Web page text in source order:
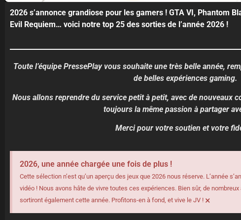
2026 s’annonce grandiose pour les gamers ! GTA VI, Phantom
Evil Requiem… voici notre top 25 des sorties de l’année 2026 !
Toute l’équipe PressePlay vous souhaite une très belle année,
de belles expériences gaming.
Nous allons reprendre du service petit à petit, avec de nouveaux
toujours la même passion à partager
Merci pour votre soutien et votre
2026, une année chargée une fois de plus !
Cette sélection n’est qu’un aperçu des jeux que 2026 nous réserve. L’année
vidéo ! Nous avons hâte de vivre toutes ces expériences. Bien sûr, de
sortiront également cette année. Profitons-en à fond, et vive le JV ! ×